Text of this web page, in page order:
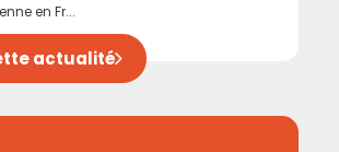
en Fr...
actualité